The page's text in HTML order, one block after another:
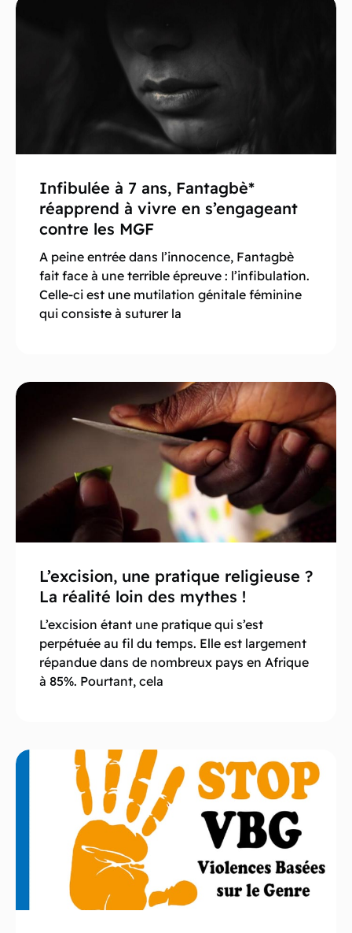
Infibulée à 7 ans, Fantagbè*
réapprend à vivre en s’engageant
contre les MGF
A peine entrée dans l’innocence, Fantagbè
fait face à une terrible épreuve : l’infibulation.
Celle-ci est une mutilation génitale féminine
qui consiste à suturer la
L’excision, une pratique religieuse ?
La réalité loin des mythes !
L’excision étant une pratique qui s’est
perpétuée au fil du temps. Elle est largement
répandue dans de nombreux pays en Afrique
à 85%. Pourtant, cela